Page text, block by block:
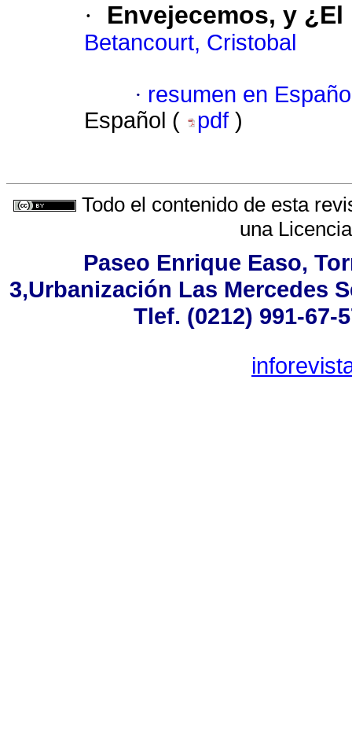
· Envejecemos, y
Betancourt, Cristobal
· resumen en
Español (
pdf )
Todo el contenido de esta
una
Paseo Enrique Easo,
3,Urbanización Las Mercedes
Tlef. (0212) 991-67-